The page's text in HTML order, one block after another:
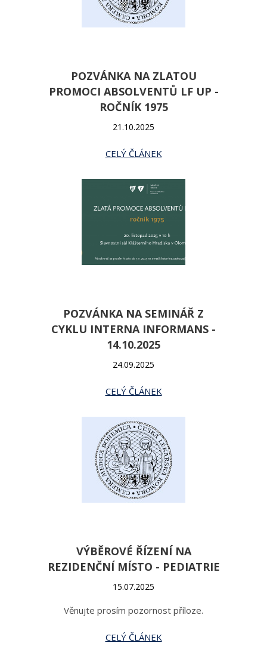
POZVÁNKA NA ZLATOU
PROMOCI ABSOLVENTŮ LF UP -
ROČNÍK 1975
21.10.2025
CELÝ ČLÁNEK
POZVÁNKA NA SEMINÁŘ Z
CYKLU INTERNA INFORMANS -
14.10.2025
24.09.2025
CELÝ ČLÁNEK
VÝBĚROVÉ ŘÍZENÍ NA
REZIDENČNÍ MÍSTO - PEDIATRIE
15.07.2025
Věnujte prosím pozornost příloze.
CELÝ ČLÁNEK